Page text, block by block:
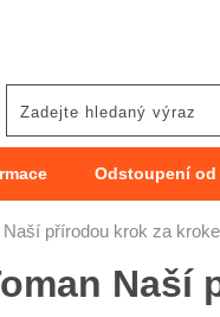
Odstoupení od
přírodou krok za
Naší